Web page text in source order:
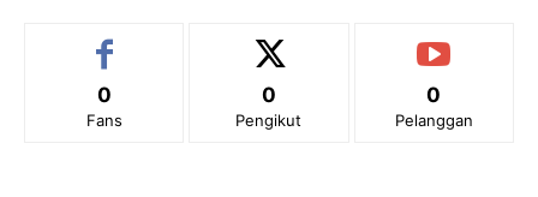
0
Fans
0
Pengikut
0
Pelanggan